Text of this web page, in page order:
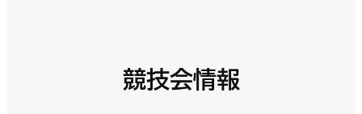
競技会情報